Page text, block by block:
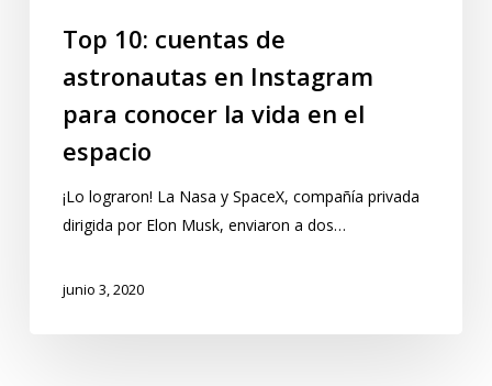
Top 10: cuentas de
astronautas en Instagram
para conocer la vida en el
espacio
¡Lo lograron! La Nasa y SpaceX, compañía privada
dirigida por Elon Musk, enviaron a dos…
junio 3, 2020